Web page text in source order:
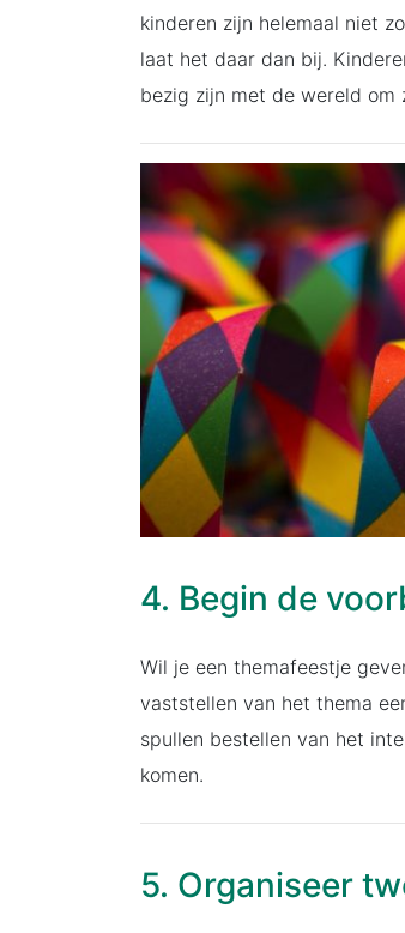
kinderen zijn helemaal niet
laat het daar dan bij.
bezig zijn met de wereld om
4. Begin de
Wil je een themafeestje
vaststellen van het thema
spullen bestellen van het
komen.
5. Organiseer